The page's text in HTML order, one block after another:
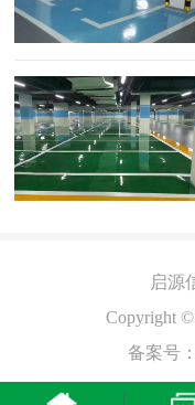
启源
Copyright
备案号：